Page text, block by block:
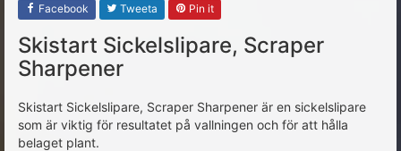
Facebook Tweeta Pin it
Skistart Sickelslipare, Scraper
Sharpener
Skistart Sickelslipare, Scraper Sharpener är en sickelslipare
som är viktig för resultatet på vallningen och för att hålla
belaget plant.